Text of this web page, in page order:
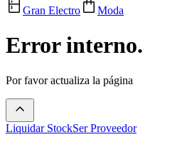
Gran Electro
Moda
Error interno.
Por favor actualiza la página
Liquidar StockSer Proveedor